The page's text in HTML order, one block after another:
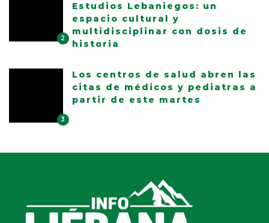
2
Estudios Lebaniegos: un
espacio cultural y
multidisciplinar con dosis de
historia
3
Los centros de salud abren las
citas de médicos y pediatras a
partir de este martes